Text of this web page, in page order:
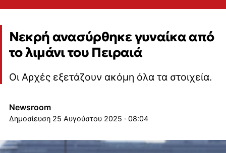
Νεκρή ανασύρθηκε γυναίκα από
το λιμάνι του Πειραιά
Οι Αρχές εξετάζουν ακόμη όλα τα στοιχεία.
Newsroom
25 Αυγούστου 2025 · 08:04